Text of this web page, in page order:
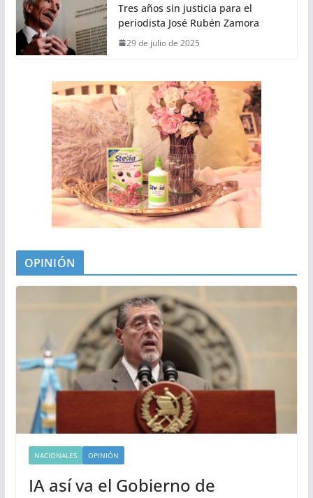
Tres años sin justicia para el
periodista José Rubén Zamora
29 de julio de 2025
OPINIÓN
NACIONALES OPINIÓN
IA así va el Gobierno de